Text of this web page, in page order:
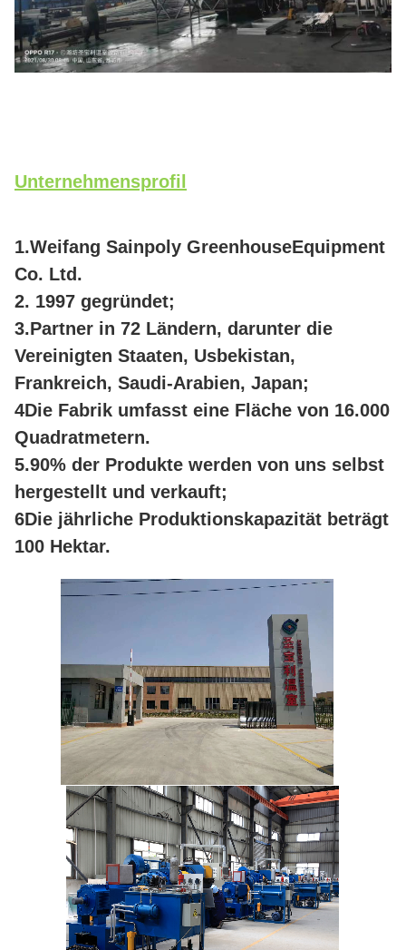
Unternehmensprofil
1.Weifang Sainpoly GreenhouseEquipment
Co. Ltd.
2. 1997 gegründet;
3.Partner in 72 Ländern, darunter die
Vereinigten Staaten, Usbekistan,
Frankreich, Saudi-Arabien, Japan;
4Die Fabrik umfasst eine Fläche von 16.000
Quadratmetern.
5.90% der Produkte werden von uns selbst
hergestellt und verkauft;
6Die jährliche Produktionskapazität beträgt
100 Hektar.